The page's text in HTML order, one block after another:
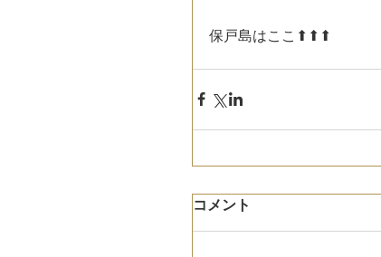
保戸島はここ⬆⬆⬆
コメント